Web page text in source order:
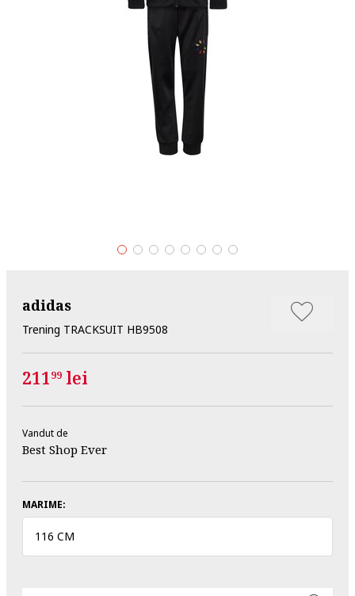
adidas
Trening TRACKSUIT HB9508
21199 lei
Vandut de
Best Shop Ever
MARIME:
116 CM